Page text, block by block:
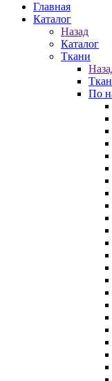
Главная
Каталог
Назад
Каталог
Ткани
По